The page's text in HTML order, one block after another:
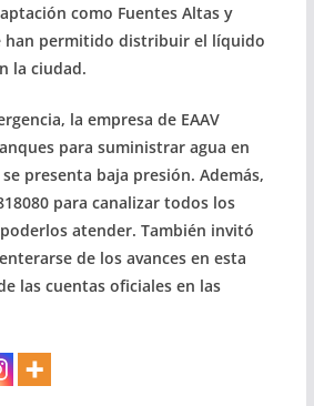
como Fuentes Altas y
han permitido distribuir el líquido
la ciudad.
la empresa de EAAV
para suministrar agua en
presenta baja presión. Además,
para canalizar todos los
atender. También invitó
de los avances en esta
las cuentas oficiales en las